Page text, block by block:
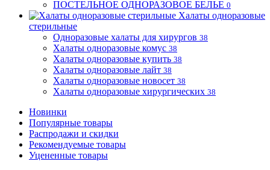
ПОСТЕЛЬНОЕ ОДНОРАЗОВОЕ БЕЛЬЕ 0
Халаты одноразовые
стерильные
Одноразовые халаты для хирургов 38
Халаты одноразовые комус 38
Халаты одноразовые купить 38
Халаты одноразовые лайт 38
Халаты одноразовые новосет 38
Халаты одноразовые хирургических 38
Новинки
Популярные товары
Распродажи и скидки
Рекомендуемые товары
Уцененные товары